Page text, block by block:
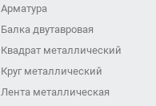
Арматура
Балка двутавровая
Квадрат металлический
Круг металлический
Лента металлическая